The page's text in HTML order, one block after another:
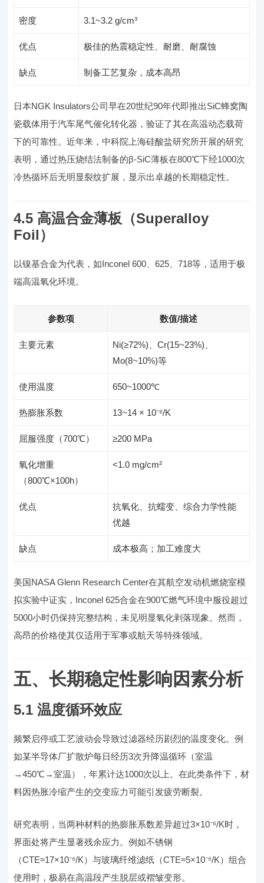
密度 3.1~3.2 g/cm³
优点 极佳的热震稳定性、耐磨、耐腐蚀
缺点 制备工艺复杂，成本高昂
日本NGK Insulators公司早在20世纪90年代即推出SiC蜂窝陶
瓷载体用于汽车尾气催化转化器，验证了其在高温动态载荷
下的可靠性。近年来，中科院上海硅酸盐研究所开展的研究
表明，通过热压烧结法制备的β-SiC薄板在800℃下经1000次
冷热循环后无明显裂纹扩展，显示出卓越的长期稳定性。
4.5 高温合金薄板（Superalloy
Foil）
以镍基合金为代表，如Inconel 600、625、718等，适用于极
端高温氧化环境。
参数项 数值/描述
主要元素
Ni(≥72%)、Cr(15~23%)、
Mo(8~10%)等
使用温度 650~1000℃
热膨胀系数 13~14 × 10⁻⁶/K
屈服强度（700℃） ≥200 MPa
氧化增重
（800℃×100h）
<1.0 mg/cm²
优点
抗氧化、抗蠕变、综合力学性能
优越
缺点 成本极高；加工难度大
美国NASA Glenn Research Center在其航空发动机燃烧室模
拟实验中证实，Inconel 625合金在900℃燃气环境中服役超过
5000小时仍保持完整结构，未见明显氧化剥落现象。然而，
高昂的价格使其仅适用于军事或航天等特殊领域。
五、长期稳定性影响因素分析
5.1 温度循环效应
频繁启停或工艺波动会导致过滤器经历剧烈的温度变化。例
如某半导体厂扩散炉每日经历3次升降温循环（室温
→450℃→室温），年累计达1000次以上。在此类条件下，材
料因热胀冷缩产生的交变应力可能引发疲劳断裂。
研究表明，当两种材料的热膨胀系数差异超过3×10⁻⁶/K时，
界面处将产生显著残余应力。例如不锈钢
（CTE≈17×10⁻⁶/K）与玻璃纤维滤纸（CTE≈5×10⁻⁶/K）组合
使用时，极易在高温段产生脱层或褶皱变形。